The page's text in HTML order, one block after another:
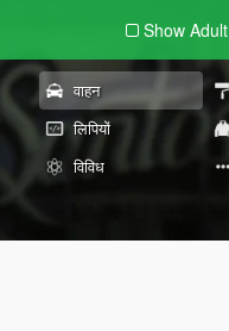
Show Adult
वाहन
लिपियों
विविध